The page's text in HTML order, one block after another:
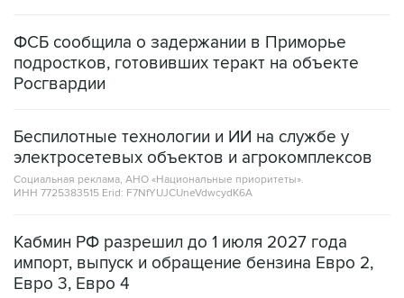
ФСБ сообщила о задержании в Приморье
подростков, готовивших теракт на объекте
Росгвардии
Беспилотные технологии и ИИ на службе у
электросетевых объектов и агрокомплексов
Социальная реклама, АНО «Национальные приоритеты».
ИНН 7725383515 Erid: F7NfYUJCUneVdwcydK6A
Кабмин РФ разрешил до 1 июля 2027 года
импорт, выпуск и обращение бензина Евро 2,
Евро 3, Евро 4